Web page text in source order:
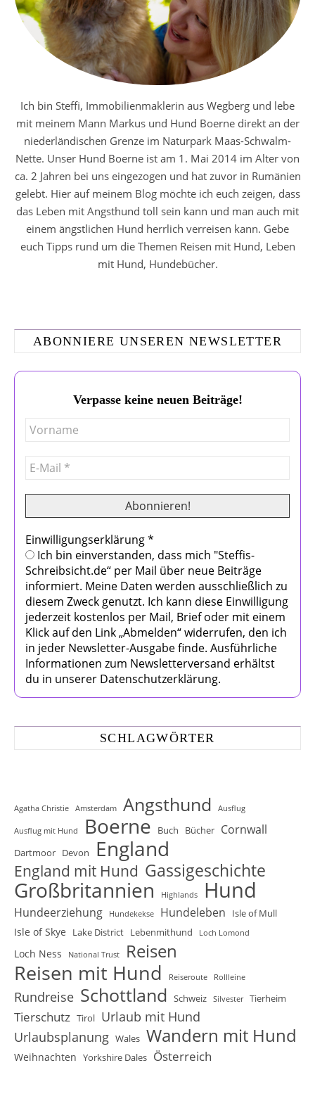
Ich bin Steffi, Immobilienmaklerin aus Wegberg und lebe
mit meinem Mann Markus und Hund Boerne direkt an der
niederländischen Grenze im Naturpark Maas-Schwalm-
Nette. Unser Hund Boerne ist am 1. Mai 2014 im Alter von
ca. 2 Jahren bei uns eingezogen und hat zuvor in Rumänien
gelebt. Hier auf meinem Blog möchte ich euch zeigen, dass
das Leben mit Angsthund toll sein kann und man auch mit
einem ängstlichen Hund herrlich verreisen kann. Gebe
euch Tipps rund um die Themen Reisen mit Hund, Leben
mit Hund, Hundebücher.
ABONNIERE UNSEREN NEWSLETTER
Verpasse keine neuen Beiträge!
Einwilligungserklärung*
Ich bin einverstanden, dass mich "Steffis-
Schreibsicht.de“ per Mail über neue Beiträge
informiert. Meine Daten werden ausschließlich zu
diesem Zweck genutzt. Ich kann diese Einwilligung
jederzeit kostenlos per Mail, Brief oder mit einem
Klick auf den Link „Abmelden“ widerrufen, den ich
in jeder Newsletter-Ausgabe finde. Ausführliche
Informationen zum Newsletterversand erhältst
du in unserer Datenschutzerklärung.
SCHLAGWÖRTER
Agatha Christie Amsterdam Angsthund Ausflug
Ausflug mit Hund Boerne Buch Bücher Cornwall
Dartmoor Devon England
England mit Hund Gassigeschichte
Großbritannien Highlands Hund
Hundeerziehung Hundekekse Hundeleben Isle of Mull
Isle of Skye Lake District Lebenmithund Loch Lomond
Loch Ness National Trust Reisen
Reisen mit Hund Reiseroute Rollleine
Rundreise Schottland Schweiz Silvester Tierheim
Tierschutz Tirol Urlaub mit Hund
Urlaubsplanung Wales Wandern mit Hund
Weihnachten Yorkshire Dales Österreich